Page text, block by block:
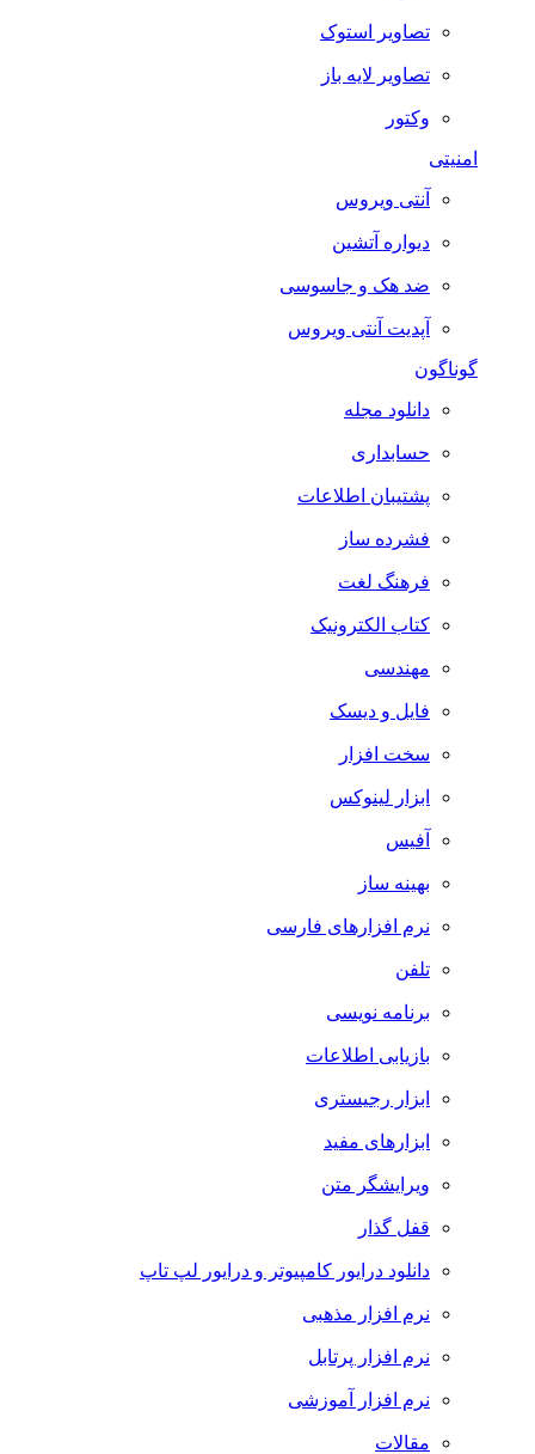
تصاویر استوک
تصاویر لایه باز
وکتور
امنیتی
آنتی ویروس
دیواره آتشین
ضد هک و جاسوسی
آپدیت آنتی ویروس
گوناگون
دانلود مجله
حسابداری
پشتیبان اطلاعات
فشرده ساز
فرهنگ لغت
کتاب الکترونیک
مهندسی
فایل و دیسک
سخت افزار
ابزار لینوکس
آفیس
بهینه ساز
نرم افزارهای فارسی
تلفن
برنامه نویسی
بازیابی اطلاعات
ابزار رجیستری
ابزارهای مفید
ویرایشگر متن
قفل گذار
دانلود درایور کامپیوتر و درایور لپ تاپ
نرم افزار مذهبی
نرم افزار پرتابل
نرم افزار آموزشی
مقالات